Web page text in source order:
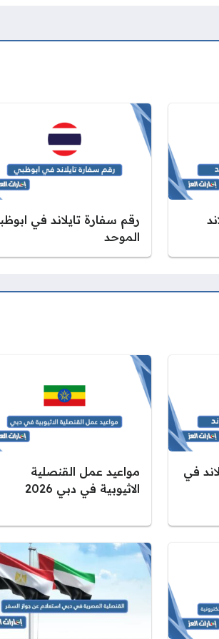
رقم سفارة تايلاند في
الموحد
في
مواعيد عمل القنصلية
الاثيوبية في دبي 2026